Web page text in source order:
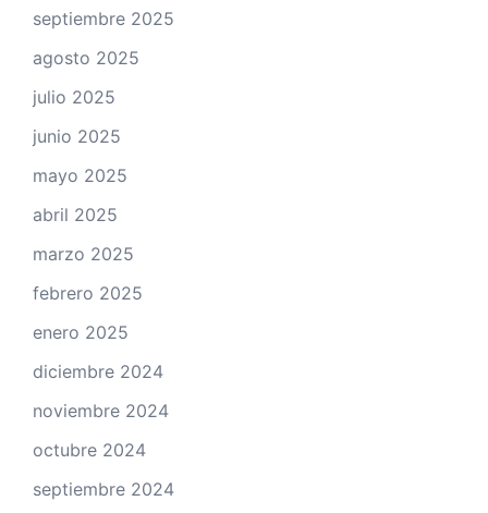
septiembre 2025
agosto 2025
julio 2025
junio 2025
mayo 2025
abril 2025
marzo 2025
febrero 2025
enero 2025
diciembre 2024
noviembre 2024
octubre 2024
septiembre 2024